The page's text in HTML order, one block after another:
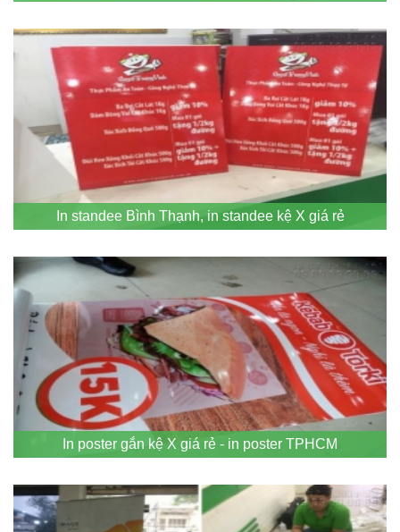
In standee Bình Thạnh, in standee kệ X giá rẻ
In poster gắn kệ X giá rẻ - in poster TPHCM